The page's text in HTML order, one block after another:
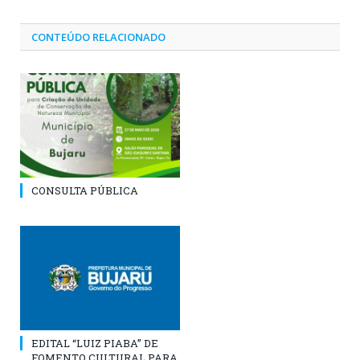
CONTEÚDO RELACIONADO
CONSULTA PÚBLICA
EDITAL “LUIZ PIABA” DE